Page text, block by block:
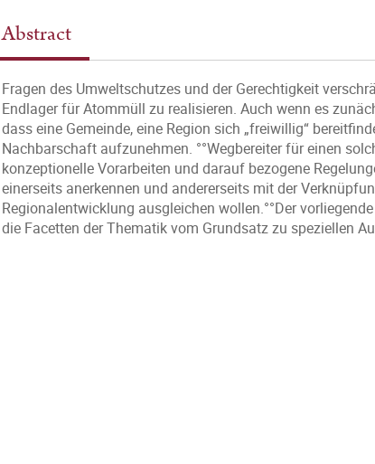
Abstract
Fragen des Umweltschutzes und der Gerechtigkeit
Endlager für Atommüll zu realisieren. Auch wenn es
dass eine Gemeinde, eine Region sich „freiwillig“
Nachbarschaft aufzunehmen. °°Wegbereiter für einen
konzeptionelle Vorarbeiten und darauf bezogene
einerseits anerkennen und andererseits mit der
Regionalentwicklung ausgleichen wollen.°°Der
die Facetten der Thematik vom Grundsatz zu speziellen